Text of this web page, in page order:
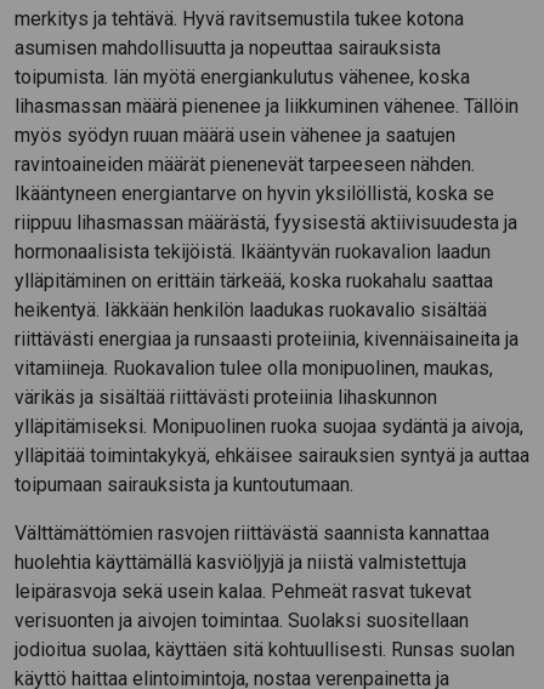
merkitys ja tehtävä. Hyvä ravitsemustila tukee kotona
asumisen mahdollisuutta ja nopeuttaa sairauksista
toipumista. Iän myötä energiankulutus vähenee, koska
lihasmassan määrä pienenee ja liikkuminen vähenee. Tällöin
myös syödyn ruuan määrä usein vähenee ja saatujen
ravintoaineiden määrät pienenevät tarpeeseen nähden.
Ikääntyneen energiantarve on hyvin yksilöllistä, koska se
riippuu lihasmassan määrästä, fyysisestä aktiivisuudesta ja
hormonaalisista tekijöistä. Ikääntyvän ruokavalion laadun
ylläpitäminen on erittäin tärkeää, koska ruokahalu saattaa
heikentyä. Iäkkään henkilön laadukas ruokavalio sisältää
riittävästi energiaa ja runsaasti proteiinia, kivennäisaineita ja
vitamiineja. Ruokavalion tulee olla monipuolinen, maukas,
värikäs ja sisältää riittävästi proteiinia lihaskunnon
ylläpitämiseksi. Monipuolinen ruoka suojaa sydäntä ja aivoja,
ylläpitää toimintakykyä, ehkäisee sairauksien syntyä ja auttaa
toipumaan sairauksista ja kuntoutumaan.
Välttämättömien rasvojen riittävästä saannista kannattaa
huolehtia käyttämällä kasviöljyjä ja niistä valmistettuja
leipärasvoja sekä usein kalaa. Pehmeät rasvat tukevat
verisuonten ja aivojen toimintaa. Suolaksi suositellaan
jodioitua suolaa, käyttäen sitä kohtuullisesti. Runsas suolan
käyttö haittaa elintoimintoja, nostaa verenpainetta ja